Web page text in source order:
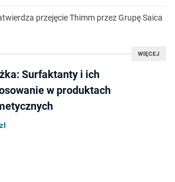
przejęcie Thimm przez Grupę Saica
WIĘCEJ
Surfaktanty i ich
w produktach